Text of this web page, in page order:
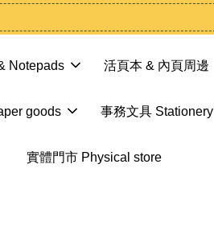
Notepads 活頁本 & 內頁周邊
goods 事務文具 Stationery
實體門市 Physical store